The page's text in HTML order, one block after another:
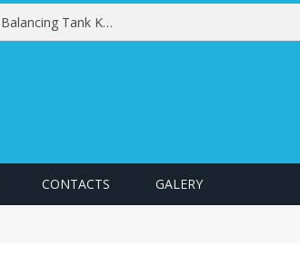
Kesalahan yang Harus Dihindari Saat Perawatan Balancing Tank Kolam Renang
CONTACTS GALERY